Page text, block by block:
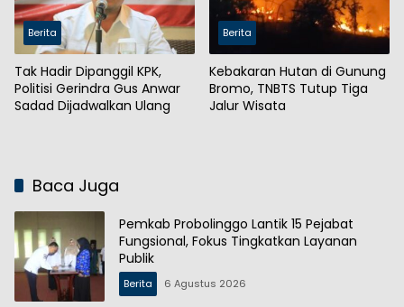
Berita
Tak Hadir Dipanggil KPK,
Politisi Gerindra Gus Anwar
Sadad Dijadwalkan Ulang
Berita
Kebakaran Hutan di Gunung
Bromo, TNBTS Tutup Tiga
Jalur Wisata
Baca Juga
Pemkab Probolinggo Lantik 15 Pejabat
Fungsional, Fokus Tingkatkan Layanan
Publik
Berita 6 Agustus 2026